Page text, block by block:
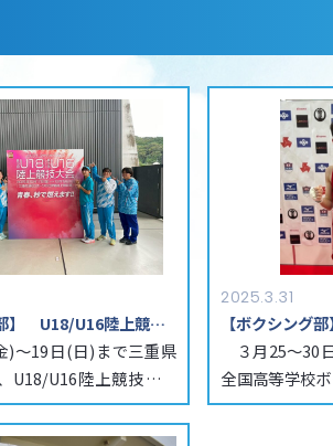
【陸上競技部】 U18/U16陸上競技大会結果報告
)～19日(日)まで三重県
U18/U16陸上競技大会
た。本校 […]
2025.3.31
３月25～30
全国高等学校
OCジュニアオ